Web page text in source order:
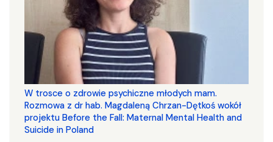
W trosce o zdrowie psychiczne młodych mam.
Rozmowa z dr hab. Magdaleną Chrzan-Dętkoś wokół
projektu Before the Fall: Maternal Mental Health and
Suicide in Poland